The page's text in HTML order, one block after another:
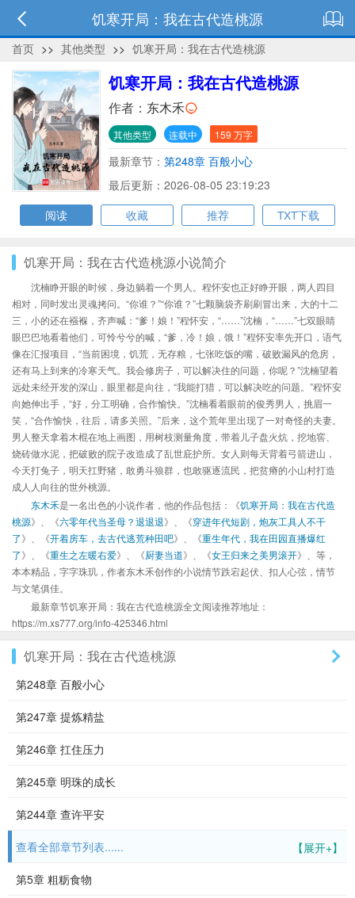
饥寒开局：我在古代造桃源
首页 >> 其他类型 >> 饥寒开局：我在古代造桃源
饥寒开局：我在古代造桃源
作者： 东木禾
其他类型 连载中 159 万字
最新章节： 第248章 百般小心
最后更新：2026-08-05 23:19:23
阅读
收藏 推荐 TXT下载
饥寒开局：我在古代造桃源小说简介
沈楠睁开眼的时候，身边躺着一个男人。程怀安也正好睁开眼，两人四目
相对，同时发出灵魂拷问。“你谁？”“你谁？”七颗脑袋齐刷刷冒出来，大的十二
三，小的还在襁褓，齐声喊：“爹！娘！”程怀安，“……”沈楠，“……”七双眼睛
眼巴巴地看着他们，可怜兮兮的喊，“爹，冷！娘，饿！”程怀安率先开口，语气
像在汇报项目，“当前困境，饥荒，无存粮，七张吃饭的嘴，破败漏风的危房，
还有马上到来的冷寒天气。我会修房子，可以解决住的问题，你呢？”沈楠望着
远处未经开发的深山，眼里都是向往，“我能打猎，可以解决吃的问题。”程怀安
向她伸出手，“好，分工明确，合作愉快。”沈楠看着眼前的俊秀男人，挑眉一
笑，“合作愉快，往后，请多关照。”后来，这个荒年里出现了一对奇怪的夫妻。
男人整天拿着木棍在地上画图，用树枝测量角度，带着儿子盘火炕，挖地窖、
烧砖做水泥，把破败的院子改造成了乱世庇护所。女人则每天背着弓箭进山，
今天打兔子，明天扛野猪，敢勇斗狼群，也敢驱逐流民，把贫瘠的小山村打造
成人人向往的世外桃源。
东木禾是一名出色的小说作者，他的作品包括：《饥寒开局：我在古代造
桃源》、《六零年代当圣母？退退退》、《穿进年代短剧，炮灰工具人不干
了》、《开着房车，去古代逃荒种田吧》、《重生年代，我在田园直播爆红
了》、《重生之左暖右爱》、《厨妻当道》、《女王归来之美男滚开》、等，
本本精品，字字珠玑，作者东木禾创作的小说情节跌宕起伏、扣人心弦，情节
与文笔俱佳。
最新章节饥寒开局：我在古代造桃源全文阅读推荐地址：
https://m.xs777.org/info-425346.html
饥寒开局：我在古代造桃源
第248章 百般小心
第247章 提炼精盐
第246章 扛住压力
第245章 明珠的成长
第244章 查许平安
【展开+】
查看全部章节列表......
第5章 粗粝食物